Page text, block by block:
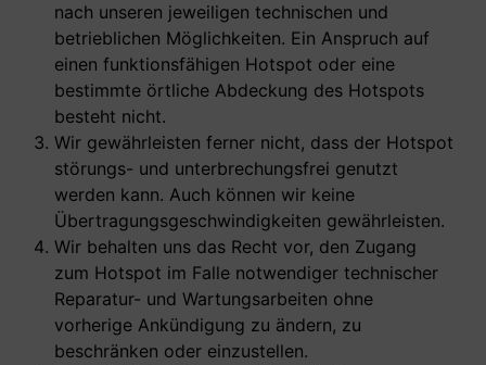
nach unseren jeweiligen technischen und
betrieblichen Möglichkeiten. Ein Anspruch auf
einen funktionsfähigen Hotspot oder eine
bestimmte örtliche Abdeckung des Hotspots
besteht nicht.
Wir gewährleisten ferner nicht, dass der Hotspot
störungs- und unterbrechungsfrei genutzt
werden kann. Auch können wir keine
Übertragungsgeschwindigkeiten gewährleisten.
Wir behalten uns das Recht vor, den Zugang
zum Hotspot im Falle notwendiger technischer
Reparatur- und Wartungsarbeiten ohne
vorherige Ankündigung zu ändern, zu
beschränken oder einzustellen.